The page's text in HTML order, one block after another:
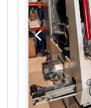
260 mm ,
Verfahrweg
30 m/min ,
Achse:30
Drehstrom ,
Gesamthöhe:
mm,
6.650 kg,